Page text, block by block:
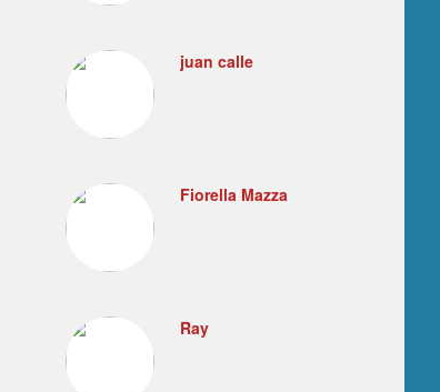
juan calle
Fiorella Mazza
Ray